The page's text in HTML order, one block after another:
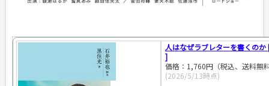
人はなぜラブレターを書くのか
]
価格：1,760円（税込、送料無
(2026/5/13時点)